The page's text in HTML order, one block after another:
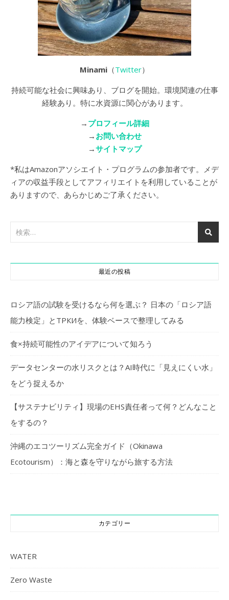
Minami （Twitter）
持続可能な社会に興味あり、ブログを開始。環境関連の仕事
経験あり。特に水資源に関心があります。
→ プロフィール詳細
→ お問い合わせ
→サイトマップ
*私はAmazonアソシエイト・プログラムの参加者です。メデ
ィアの収益手段としてアフィリエイトを利用していることが
ありますので、あらかじめご了承ください。
最近の投稿
ロシア語の試験を受けるなら何を選ぶ？ 日本の「ロシア語
能力検定」とТРКИを、体験ベースで整理してみる
食×持続可能性のアイデアについて知ろう
データセンターの水リスクとは？AI時代に「見えにくい水」
をどう捉えるか
【サステナビリティ】現場のEHS責任者って何？どんなこと
をするの？
沖縄のエコツーリズム完全ガイド（Okinawa
Ecotourism）：海と森を守りながら旅する方法
カテゴリー
WATER
Zero Waste